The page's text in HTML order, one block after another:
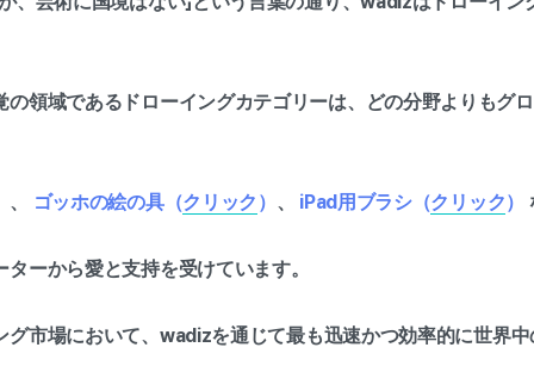
の領域であるドローイングカテゴリーは、どの分野よりもグ
、 ゴッホの絵の具（クリック ） 、 iPad用ブラシ（クリック）
ーから愛と支持を受けています。
グ市場において、wadizを通じて最も迅速かつ効率的に世界